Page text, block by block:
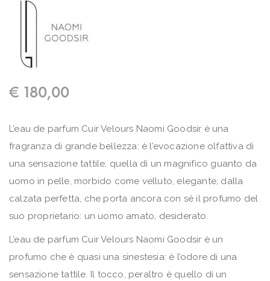
€ 180,00
L’eau de parfum Cuir Velours Naomi Goodsir è una
fragranza di grande bellezza: è l’evocazione olfattiva di
una sensazione tattile, quella di un magnifico guanto da
uomo in pelle, morbido come velluto, elegante, dalla
calzata perfetta, che porta ancora con sé il profumo del
suo proprietario: un uomo amato, desiderato.
L’eau de parfum Cuir Velours Naomi Goodsir è un
profumo che è quasi una sinestesia: è l’odore di una
sensazione tattile. Il tocco, peraltro è quello di un